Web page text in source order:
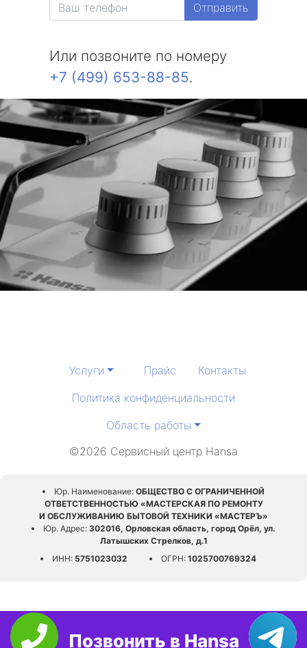
Отправить
Или позвоните по номеру
+7 (499) 653-88-85.
Услуги Прайс
Контакты
Политика конфиденциальности
Область работы
©2026 Сервисный центр Hansa
Юр. Наименование: ОБЩЕСТВО С ОГРАНИЧЕННОЙ
ОТВЕТСТВЕННОСТЬЮ «МАСТЕРСКАЯ ПО РЕМОНТУ
И ОБСЛУЖИВАНИЮ БЫТОВОЙ ТЕХНИКИ «МАСТЕРЪ»
Юр. Адрес: 302016, Орловская область, город Орёл, ул.
Латышских Стрелков, д.1
ИНН:5751023032 ОГРН:1025700769324
Позвонить в Hansa